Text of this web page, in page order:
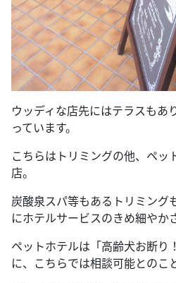
ウッディな店先にはテラスもあ
っています。
こちらはトリミングの他、ペッ
店。
炭酸泉スパ等もあるトリミング
にホテルサービスのきめ細やか
ペットホテルは「高齢犬お断り
に、こちらでは相談可能とのこ